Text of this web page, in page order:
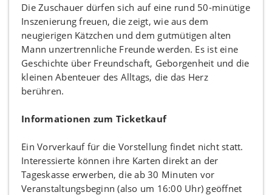
Die Zuschauer dürfen sich auf eine rund 50-minütige
Inszenierung freuen, die zeigt, wie aus dem
neugierigen Kätzchen und dem gutmütigen alten
Mann unzertrennliche Freunde werden. Es ist eine
Geschichte über Freundschaft, Geborgenheit und die
kleinen Abenteuer des Alltags, die das Herz
berühren.
Informationen zum Ticketkauf
Ein Vorverkauf für die Vorstellung findet nicht statt.
Interessierte können ihre Karten direkt an der
Tageskasse erwerben, die ab 30 Minuten vor
Veranstaltungsbeginn (also um 16:00 Uhr) geöffnet